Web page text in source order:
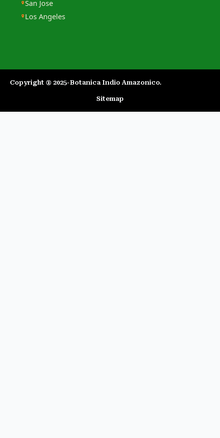
San Jose
Los Angeles
Copyright ® 2025-Botanica Indio Amazonico.​
Sitemap